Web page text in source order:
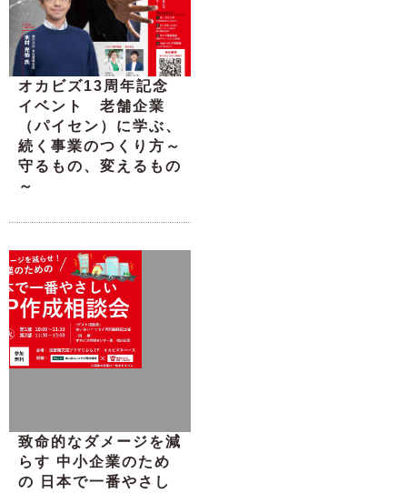
オカビズ13周年記念
イベント 老舗企業
（パイセン）に学ぶ、
続く事業のつくり方～
守るもの、変えるもの
～
致命的なダメージを減
らす 中小企業のため
の 日本で一番やさし